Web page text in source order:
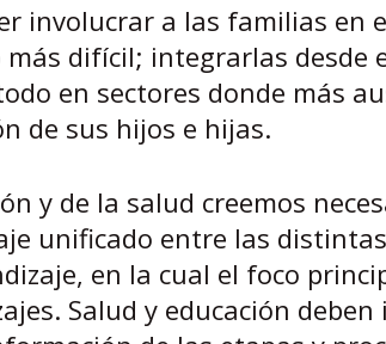
involucrar a las familias en
difícil; integrarlas desde
en sectores donde más
de sus hijos e hijas.
y de la salud creemos
unificado entre las
en la cual el foco
Salud y educación